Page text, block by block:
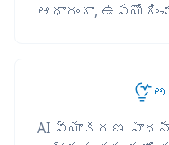
ఆధారంగా,
AI వ్యాకరణ